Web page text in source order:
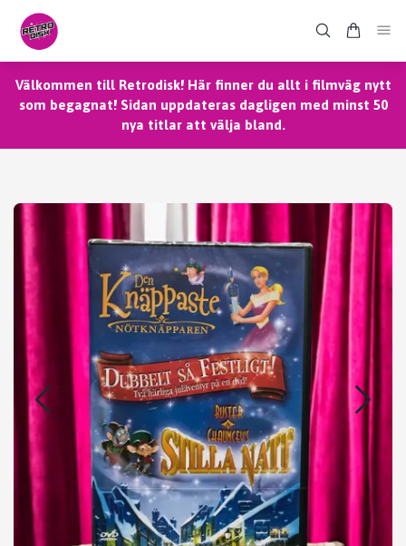
Välkommen till Retrodisk! Här finner du allt i filmväg nytt
som begagnat! Sidan uppdateras dagligen med minst 50
nya titlar att välja bland.